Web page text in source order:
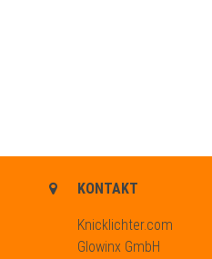
KONTAKT
Knicklichter.com
Glowinx GmbH